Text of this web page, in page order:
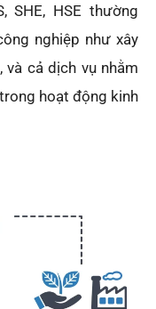
SHE, HSE thường
nghiệp như xây
và cả dịch vụ nhằm
hoạt động kinh